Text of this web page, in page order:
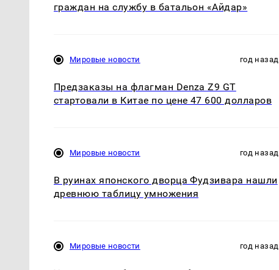
граждан на службу в батальон «Айдар»
Мировые новости год назад
Предзаказы на флагман Denza Z9 GT
стартовали в Китае по цене 47 600 долларов
Мировые новости год назад
В руинах японского дворца Фудзивара нашли
древнюю таблицу умножения
Мировые новости год назад